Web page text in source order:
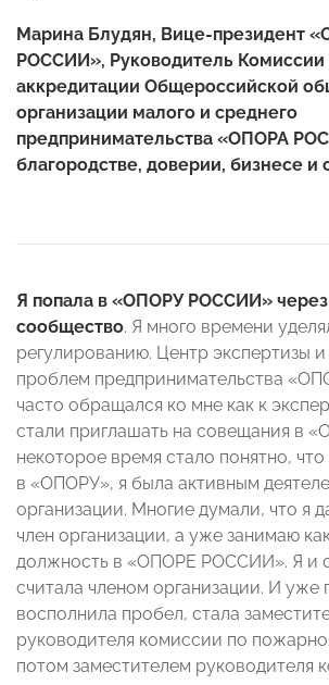
Марина Блудян, Вице-президент
РОССИИ», Руководитель Комиссии
аккредитации Общероссийской
организации малого и среднего
предпринимательства «ОПОРА
благородстве, доверии, бизнесе и
Я попала в «ОПОРУ РОССИИ» через
сообщество. Я много времени
регулированию. Центр экспертизы
проблем предпринимательства
часто обращался ко мне как к
стали приглашать на совещания в
некоторое время стало понятно,
в «ОПОРУ», я была активным
организации. Многие думали, что я
член организации, а уже занимаю
должность в «ОПОРЕ РОССИИ». Я и
считала членом организации. И уже
восполнила пробел, стала
руководителя комиссии по
потом заместителем руководителя